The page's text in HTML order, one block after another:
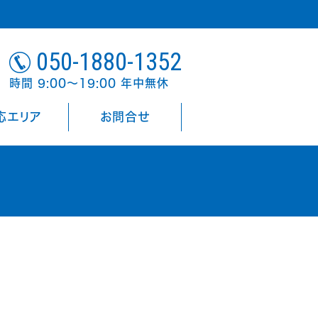
050-1880-1352
時間 9:00～19:00 年中無休
エリア お問合せ